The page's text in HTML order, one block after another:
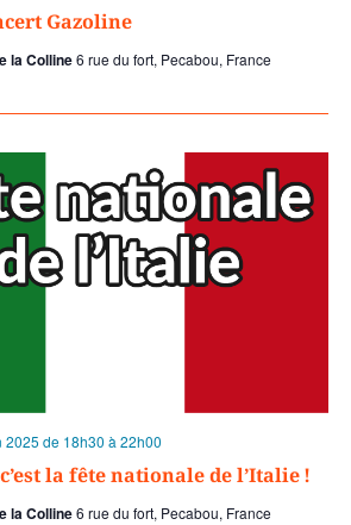
Gazoline
la Colline6 rue du fort, Pecabou, France
la fête nationale de l’Italie !
2025 de 18h30 à 22h00
la Colline6 rue du fort, Pecabou, France